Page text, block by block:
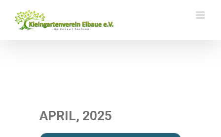
Inhalt
springen
APRIL, 2025